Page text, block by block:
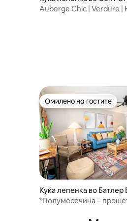
н Бич
Auberge Chic | Verdure |
Омилено на гостите
Омилено на гостите
Куќа лепенка во Батлер
*Полумесечина –